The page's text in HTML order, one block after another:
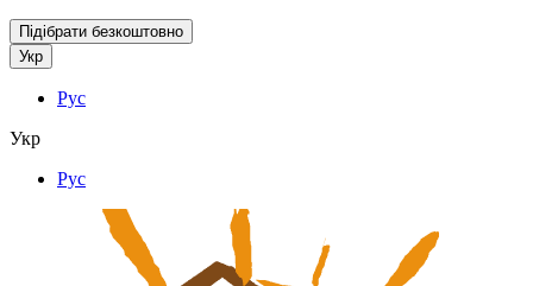
Підібрати безкоштовно
Укр
Рус
Укр
Рус